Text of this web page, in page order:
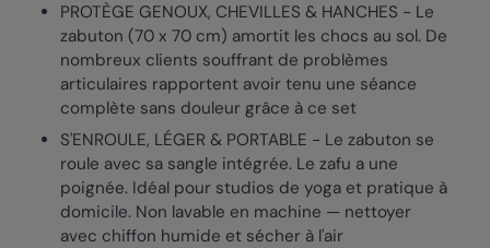
PROTÈGE GENOUX, CHEVILLES & HANCHES - Le
zabuton (70 x 70 cm) amortit les chocs au sol. De
nombreux clients souffrant de problèmes
articulaires rapportent avoir tenu une séance
complète sans douleur grâce à ce set
S'ENROULE, LÉGER & PORTABLE - Le zabuton se
roule avec sa sangle intégrée. Le zafu a une
poignée. Idéal pour studios de yoga et pratique à
domicile. Non lavable en machine — nettoyer
avec chiffon humide et sécher à l'air